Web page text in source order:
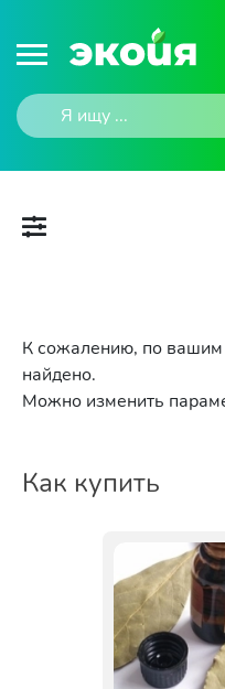
К сожалению, по вашим
найдено.
Можно изменить
Как купить